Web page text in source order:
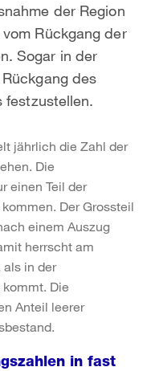
der Region
Rückgang der
Sogar in der
des
festzustellen.
jährlich die Zahl der
Die
einen Teil der
Der Grossteil
einem Auszug
herrscht am
als in der
Die
Anteil leerer
in fast